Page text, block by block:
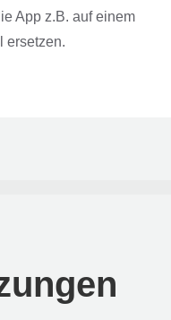
App z.B. auf einem
ersetzen.